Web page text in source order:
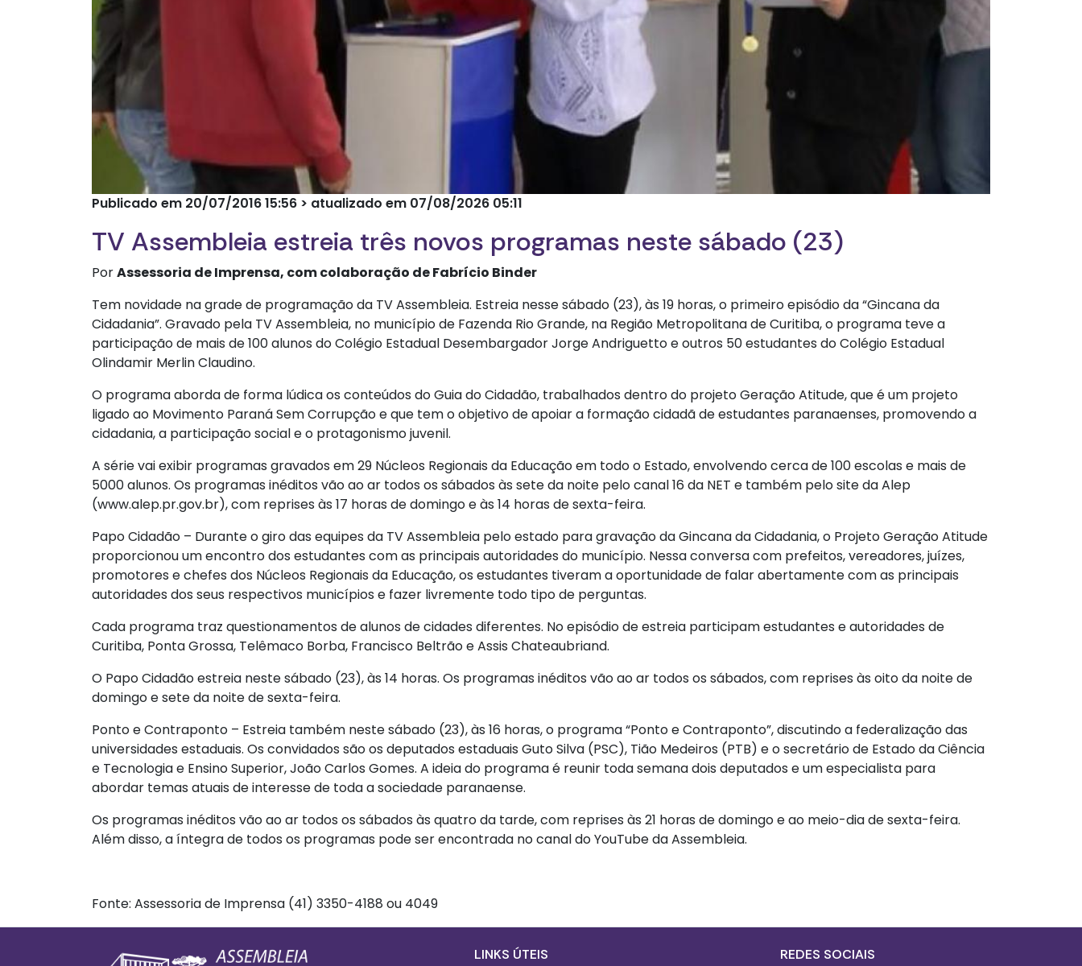
Publicado em 20/07/2016 15:56 > atualizado em 07/08/2026 05:11
TV Assembleia estreia três novos programas neste sábado (23)
PorAssessoria de Imprensa, com colaboração de Fabrício Binder
Tem novidade na grade de programação da TV Assembleia. Estreia nesse sábado (23), às 19 horas, o primeiro episódio da “Gincana da
Cidadania”. Gravado pela TV Assembleia, no município de Fazenda Rio Grande, na Região Metropolitana de Curitiba, o programa teve a
participação de mais de 100 alunos do Colégio Estadual Desembargador Jorge Andriguetto e outros 50 estudantes do Colégio Estadual
Olindamir Merlin Claudino.
O programa aborda de forma lúdica os conteúdos do Guia do Cidadão, trabalhados dentro do projeto Geração Atitude, que é um projeto
ligado ao Movimento Paraná Sem Corrupção e que tem o objetivo de apoiar a formação cidadã de estudantes paranaenses, promovendo a
cidadania, a participação social e o protagonismo juvenil.
A série vai exibir programas gravados em 29 Núcleos Regionais da Educação em todo o Estado, envolvendo cerca de 100 escolas e mais de
5000 alunos. Os programas inéditos vão ao ar todos os sábados às sete da noite pelo canal 16 da NET e também pelo site da Alep
(www.alep.pr.gov.br), com reprises às 17 horas de domingo e às 14 horas de sexta-feira.
Papo Cidadão – Durante o giro das equipes da TV Assembleia pelo estado para gravação da Gincana da Cidadania, o Projeto Geração Atitude
proporcionou um encontro dos estudantes com as principais autoridades do município. Nessa conversa com prefeitos, vereadores, juízes,
promotores e chefes dos Núcleos Regionais da Educação, os estudantes tiveram a oportunidade de falar abertamente com as principais
autoridades dos seus respectivos municípios e fazer livremente todo tipo de perguntas.
Cada programa traz questionamentos de alunos de cidades diferentes. No episódio de estreia participam estudantes e autoridades de
Curitiba, Ponta Grossa, Telêmaco Borba, Francisco Beltrão e Assis Chateaubriand.
O Papo Cidadão estreia neste sábado (23), às 14 horas. Os programas inéditos vão ao ar todos os sábados, com reprises às oito da noite de
domingo e sete da noite de sexta-feira.
Ponto e Contraponto – Estreia também neste sábado (23), às 16 horas, o programa “Ponto e Contraponto”, discutindo a federalização das
universidades estaduais. Os convidados são os deputados estaduais Guto Silva (PSC), Tião Medeiros (PTB) e o secretário de Estado da Ciência
e Tecnologia e Ensino Superior, João Carlos Gomes. A ideia do programa é reunir toda semana dois deputados e um especialista para
abordar temas atuais de interesse de toda a sociedade paranaense.
Os programas inéditos vão ao ar todos os sábados às quatro da tarde, com reprises às 21 horas de domingo e ao meio-dia de sexta-feira.
Além disso, a íntegra de todos os programas pode ser encontrada no canal do YouTube da Assembleia.
Fonte: Assessoria de Imprensa (41) 3350-4188 ou 4049
Informações Gerais
LINKS ÚTEIS REDES SOCIAIS